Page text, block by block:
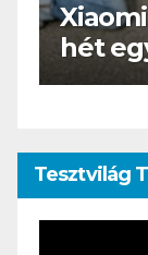
BOOX
az e-
Tesztvilág